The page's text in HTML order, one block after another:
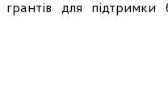
для підтримки